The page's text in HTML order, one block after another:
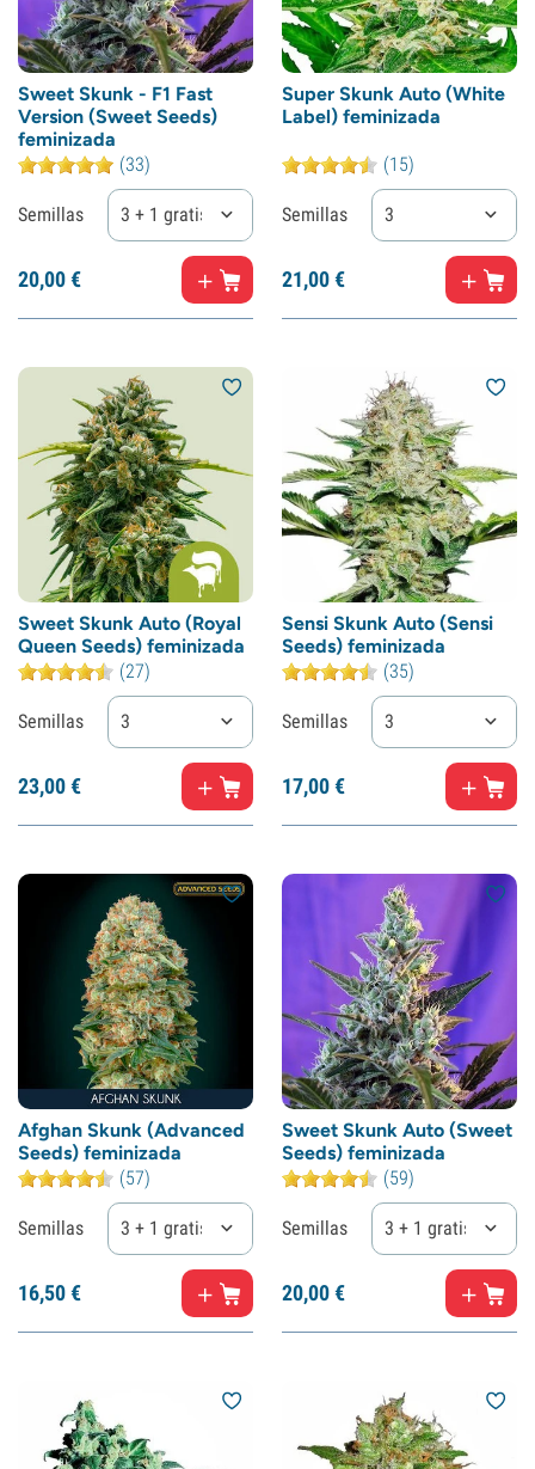
Sweet Skunk - F1 Fast
Version (Sweet Seeds)
feminizada
(33)
Semillas 3 + 1 gratis
20,00€
Super Skunk Auto (White
Label) feminizada
(15)
Semillas 3
21,00€
Sweet Skunk Auto (Royal
Queen Seeds) feminizada
(27)
Semillas 3
23,00€
Sensi Skunk Auto (Sensi
Seeds) feminizada
(35)
Semillas 3
17,00€
Afghan Skunk (Advanced
Seeds) feminizada
(57)
Semillas 3 + 1 gratis
16,50€
Sweet Skunk Auto (Sweet
Seeds) feminizada
(59)
Semillas 3 + 1 gratis
20,00€